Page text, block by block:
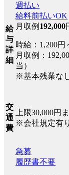
給
与
詳
細
週払い
給料前払いOK
月収例 192,000
時給：1,200円
月収例：
当）
※基本残業な
交
通
費
上限30,000円
※会社規定有り
急募
履歴書不要